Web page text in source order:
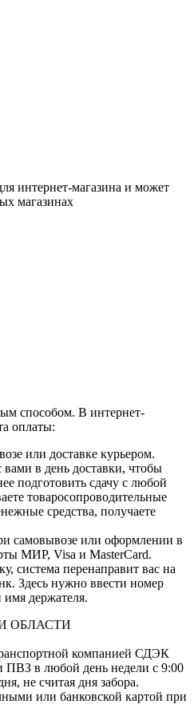
интернет-магазина и может
магазинах
способом. В интернет-
оплаты:
или доставке курьером.
вами в день доставки, чтобы
подготовить сдачу с любой
товаросопроводительные
средства, получаете
самовывозе или оформлении в
МИР, Visa и MasterCard.
система перенаправит вас на
Здесь нужно ввести номер
имя держателя.
ОБЛАСТИ
компанией СДЭК
ПВЗ в любой день недели с 9:00
не считая дня забора.
или банковской картой при